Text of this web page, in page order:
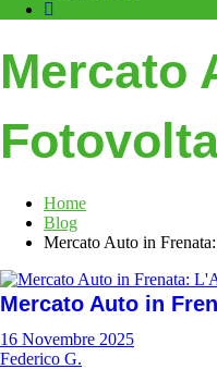
Mercato
Home
Blog
Mercato Auto in
Mercato Auto in
16 Novembre 2025
Federico G.